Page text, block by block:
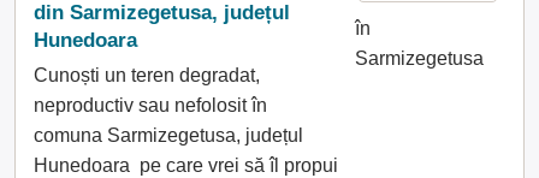
din Sarmizegetusa, județul
Hunedoara
Cunoști un teren degradat,
neproductiv sau nefolosit în
comuna Sarmizegetusa, județul
Hunedoara pe care vrei să îl propui
în
Sarmizegetusa